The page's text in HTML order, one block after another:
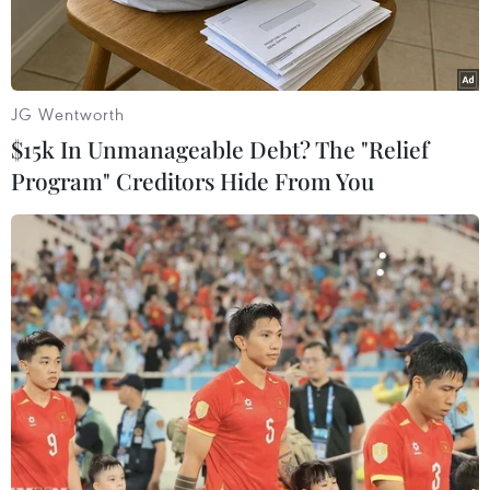
Một lớp học trống không sau vụ tấn công vào trường học ở
Kumba. (Nguồn: Reuters)
Ngày 24/10, các tay súng đã tấn công vào một
trường học ở thành phố Kumba thuộc vùng
South West Region và nổ súng, làm ít nhất 6 trẻ
nhỏ thiệt mạng và 8 người khác bị thương.
JG Wentworth
$15k In Unmanageable Debt? The "Relief
Program" Creditors Hide From You